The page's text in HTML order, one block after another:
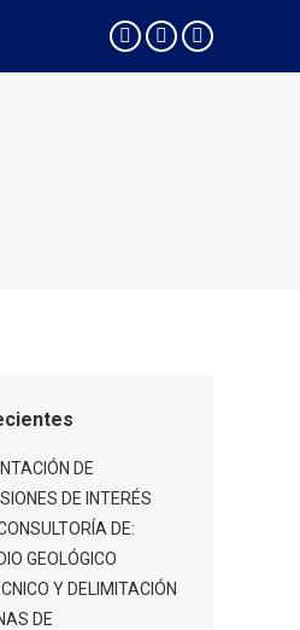
Facebook
TwitterInstagram
DE
DE INTERÉS
DE:
GEOLÓGICO
Y DELIMITACIÓN
DE